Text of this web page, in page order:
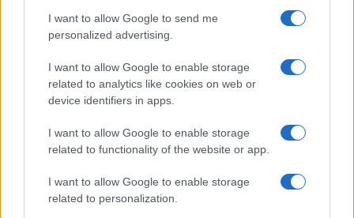
I want to allow Google to send me
personalized advertising.
I want to allow Google to enable storage
related to analytics like cookies on web or
device identifiers in apps.
I want to allow Google to enable storage
related to functionality of the website or app.
I want to allow Google to enable storage
related to personalization.